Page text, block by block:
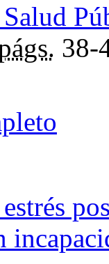
38-